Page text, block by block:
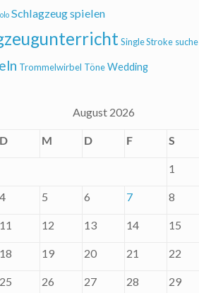
Schlagzeug spielen
Single Stroke suche
Trommelwirbel TöneWedding
August 2026
D M D F S
1
4 5 6 7 8
11 12 13 14 15
18 19 20 21 22
25 26 27 28 29